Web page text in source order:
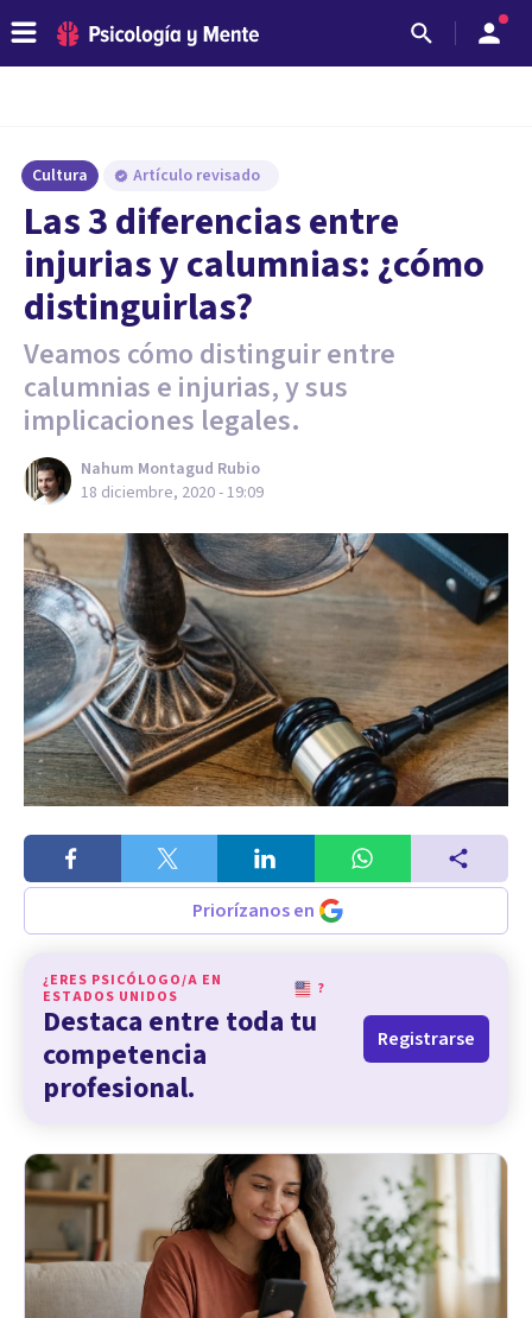
Cultura Artículo revisado
Las 3 diferencias entre
injurias y calumnias: ¿cómo
distinguirlas?
Veamos cómo distinguir entre
calumnias e injurias, y sus
implicaciones legales.
Nahum Montagud Rubio
18 diciembre, 2020 - 19:09
Priorízanos en
¿ERES PSICÓLOGO/A EN
ESTADOS UNIDOS
?
Destaca entre toda tu
competencia
profesional.
Registrarse